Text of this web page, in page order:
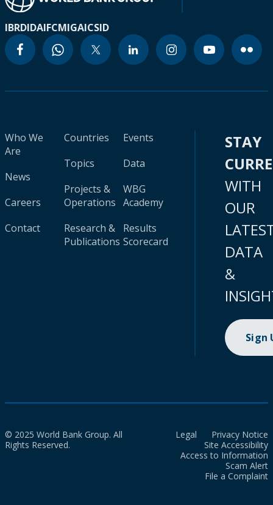
IBRDIDAIFCMIGAICSID
Who We
Are
News
Careers
Contact
Countries
Topics
Projects &
Operations
Research &
Publications
Events
Data
WBG
Academy
Results
Scorecard
STAY
WITH
OUR
DATA
&
Sign
© 2025 World Bank Group. All
Rights Reserved.
Legal
Privacy Notice
Site Accessibility
Access to Information
Scam Alert
File a Complaint